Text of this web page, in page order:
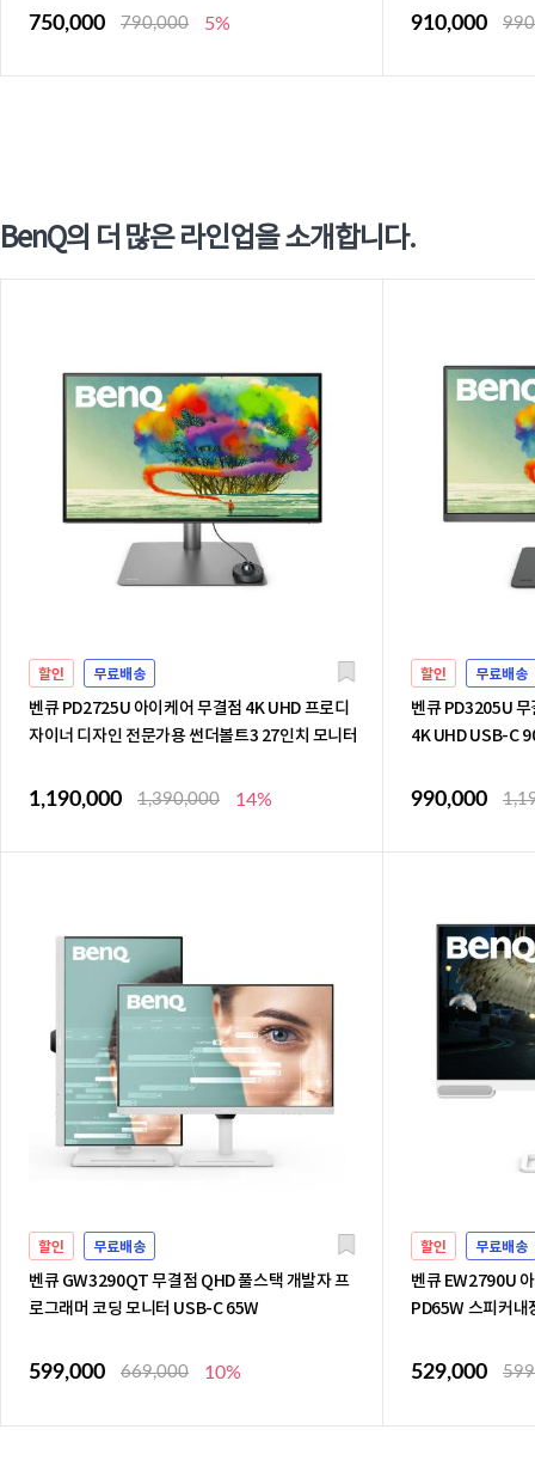
750,000 790,000 5% 910,000
BenQ의 더 많은 라인업을 소개합니다.
할인 무료배송
벤큐 PD2725U 아이케어 무결점 4K UHD 프로디
자이너 디자인 전문가용 썬더볼트3 27인치 모니터
1,190,000 1,390,000 14%
할인 무료배송
벤큐 PD3205U
4K UHD USB-C
990,000
할인 무료배송
벤큐 GW3290QT 무결점 QHD 풀스택 개발자 프
로그래머 코딩 모니터 USB-C 65W
599,000 669,000 10%
할인 무료배송
벤큐 EW2790U
PD65W 스피커내
529,000